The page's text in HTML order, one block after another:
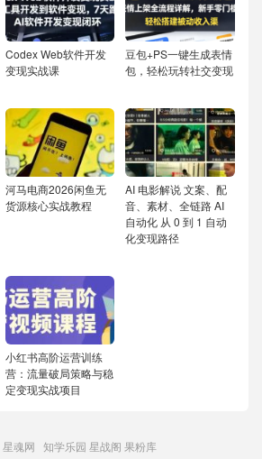
Codex Web软件开发
变现实战课
豆包+PS一键生成表情
包，轻松玩转社交变现
河马电商2026闲鱼无
货源核心实战教程
AI 电影解说 文案、配
音、素材、全链路 AI
自动化 从 0 到 1 自动
化变现路径
小红书高阶运营训练
营：流量破局策略与稳
定变现实战项目
星魂网 知学乐园 星战阁 果粉库